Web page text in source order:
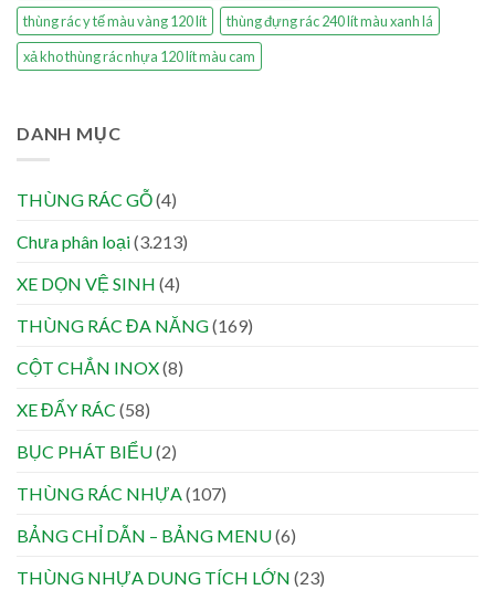
thùng rác y tế màu vàng 120 lít
thùng đựng rác 240 lít màu xanh lá
xả kho thùng rác nhựa 120 lít màu cam
DANH MỤC
THÙNG RÁC GỖ(4)
Chưa phân loại(3.213)
XE DỌN VỆ SINH (4)
THÙNG RÁC ĐA NĂNG(169)
CỘT CHẮN INOX(8)
XE ĐẨY RÁC (58)
BỤC PHÁT BIỂU(2)
THÙNG RÁC NHỰA(107)
BẢNG CHỈ DẪN – BẢNG MENU(6)
THÙNG NHỰA DUNG TÍCH LỚN (23)